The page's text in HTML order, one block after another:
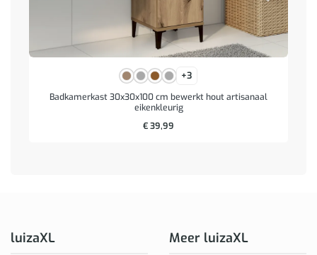
+3
Badkamerkast 30x30x100 cm bewerkt hout artisanaal
eikenkleurig
€39,99
luizaXL Meer luizaXL